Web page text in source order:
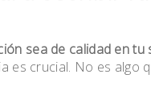
sea de calidad en tu
es crucial. No es algo